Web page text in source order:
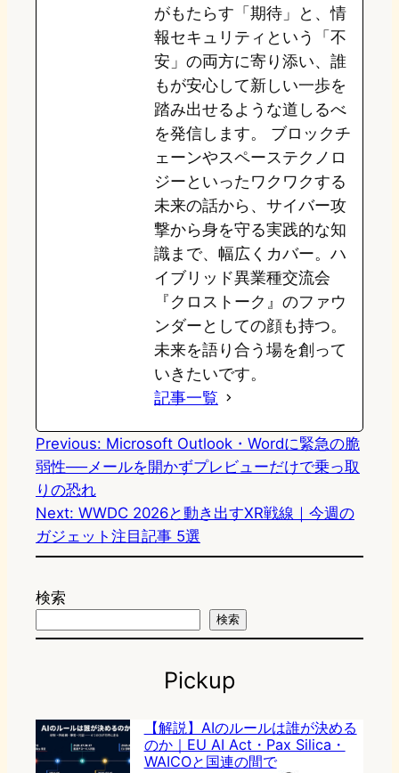
がもたらす「期待」と、情
報セキュリティという「不
安」の両方に寄り添い、誰
もが安心して新しい一歩を
踏み出せるような道しるべ
を発信します。 ブロックチ
ェーンやスペーステクノロ
ジーといったワクワクする
未来の話から、サイバー攻
撃から身を守る実践的な知
識まで、幅広くカバー。ハ
イブリッド異業種交流会
『クロストーク』のファウ
ンダーとしての顔も持つ。
未来を語り合う場を創って
いきたいです。
記事一覧
Previous: Microsoft Outlook・Wordに緊急の脆
弱性──メールを開かずプレビューだけで乗っ取
りの恐れ
Next: WWDC 2026と動き出すXR戦線｜今週の
ガジェット注目記事 5選
検索
検索
Pickup
【解説】AIのルールは誰が決める
のか｜EU AI Act・Pax Silica・
WAICOと国連の間で